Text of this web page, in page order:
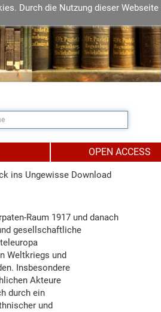
Durch die Nutzung dieser
OPEN ACCESS
ins Ungewisse Download
Raum 1917 und danach
gesellschaftliche
Weltkriegs und
Insbesondere
Akteure
durch ein
und